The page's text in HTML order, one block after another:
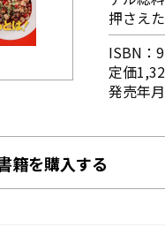
押さえ
ISBN：
定価
発売年
籍を購入する